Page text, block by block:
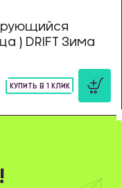
) DRIFT Зима
КУПИТЬ В 1 КЛИК